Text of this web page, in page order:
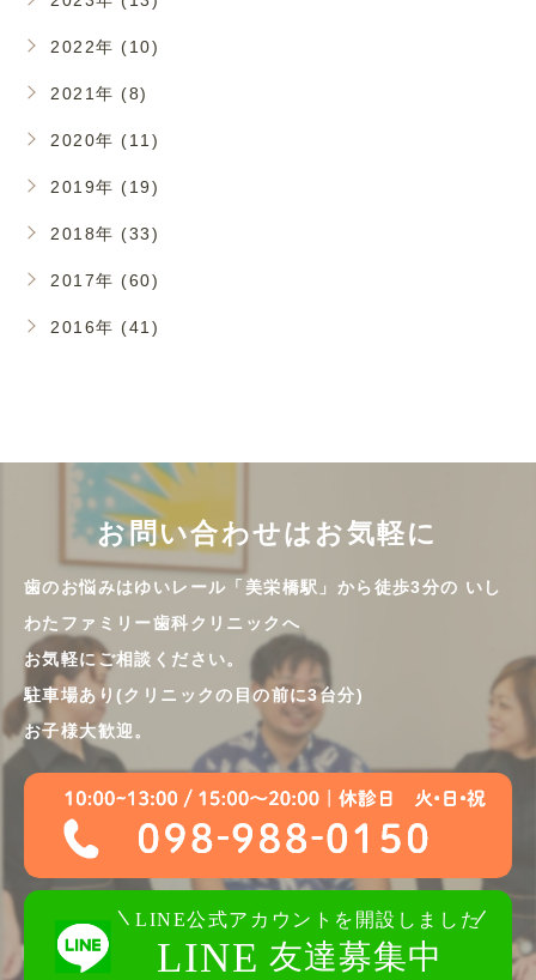
2022年 (10)
2021年 (8)
2020年 (11)
2019年 (19)
2018年 (33)
2017年 (60)
2016年 (41)
お問い合わせはお気軽に
歯のお悩みはゆいレール「美栄橋駅」から徒歩3分の いし
わたファミリー歯科クリニックへ
お気軽にご相談ください。
駐車場あり(クリニックの目の前に3台分)
お子様大歓迎。